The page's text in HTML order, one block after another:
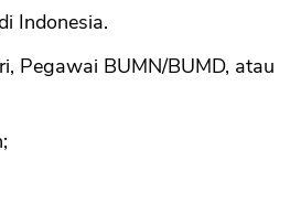
Indonesia.
Pegawai BUMN/BUMD, atau